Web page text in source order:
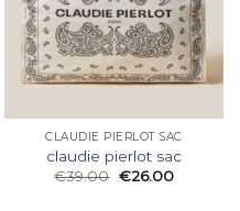
CLAUDIE PIERLOT SAC
claudie pierlot sac
€39.00 €26.00